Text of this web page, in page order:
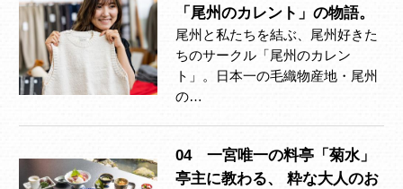
「尾州のカレント」の物語。
尾州と私たちを結ぶ、尾州好きた
ちのサークル「尾州のカレン
ト」。日本一の毛織物産地・尾州
の…
04 一宮唯一の料亭「菊水」
亭主に教わる、 粋な大人のお